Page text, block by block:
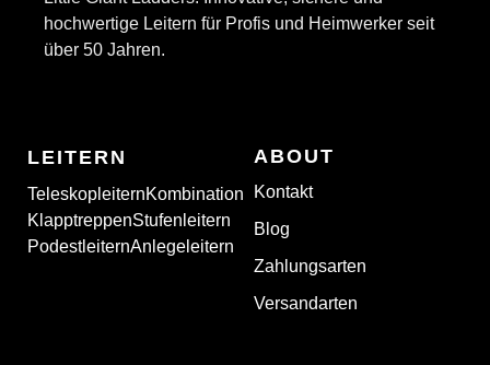
hochwertige Leitern für Profis und Heimwerker seit
über 50 Jahren.
LEITERN
TeleskopleiternKombination
KlapptreppenStufenleitern
PodestleiternAnlegeleitern
ABOUT
Kontakt
Blog
Zahlungsarten
Versandarten